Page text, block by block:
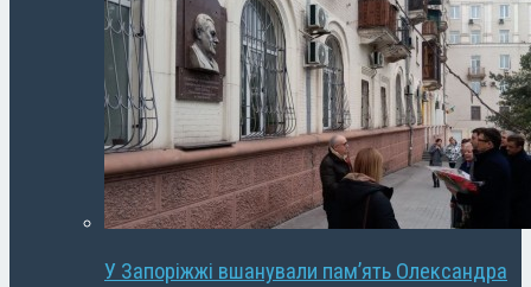
У Запоріжжі вшанували пам’ять Олександра